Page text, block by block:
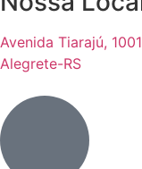
Avenida Tiarajú,
Alegrete-RS